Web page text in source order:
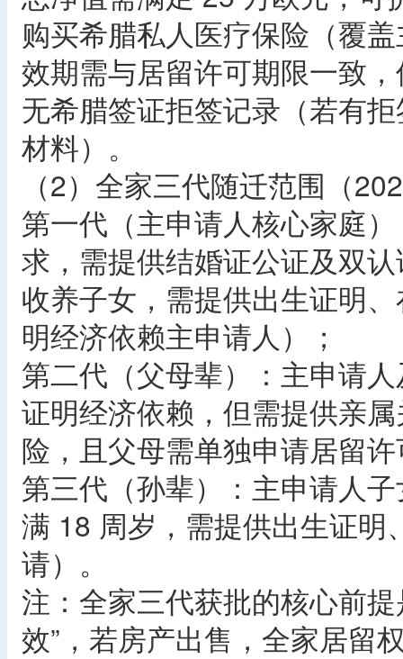
购买希腊私人医疗保险（覆
效期需与居留许可期限一致
无希腊签证拒签记录（若有
材料）。​
（2）全家三代随迁范围（
第一代（主申请人核心家庭
求，需提供结婚证公证及双
收养子女，需提供出生证明
明经济依赖主申请人）；​
第二代（父母辈）：主申请
证明经济依赖，但需提供亲
险，且父母需单独申请居留
第三代（孙辈）：主申请人
满 18 周岁，需提供出生证明
请）。​
注：全家三代获批的核心前
效”，若房产出售，全家居留